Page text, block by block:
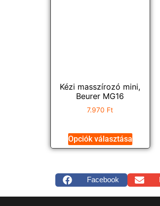
Kézi masszírozó mini,
Beurer MG16
7.970 Ft
Opciók választása
Facebook